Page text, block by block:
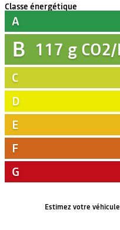
Classe énergétique
A
B 117 g
C
D
E
F
G
Estimez votre